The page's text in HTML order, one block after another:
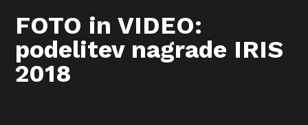
FOTO in VIDEO:
podelitev nagrade IRIS
2018